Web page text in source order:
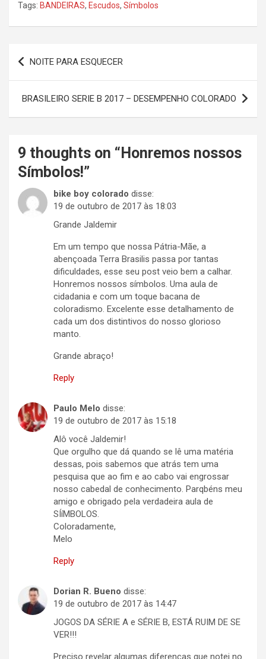
Tags: BANDEIRAS, Escudos, Símbolos
Navegação
de
Post
NOITE PARA ESQUECER
BRASILEIRO SERIE B 2017 – DESEMPENHO COLORADO
9 thoughts on “ Honremos nossos
Símbolos!”
bike boy colorado disse:
19 de outubro de 2017 às 18:03
Grande Jaldemir
Em um tempo que nossa Pátria-Mãe, a
abençoada Terra Brasilis passa por tantas
dificuldades, esse seu post veio bem a calhar.
Honremos nossos símbolos. Uma aula de
cidadania e com um toque bacana de
coloradismo. Excelente esse detalhamento de
cada um dos distintivos do nosso glorioso
manto.
Grande abraço!
Reply
Paulo Melo disse:
19 de outubro de 2017 às 15:18
Alô você Jaldemir!
Que orgulho que dá quando se lê uma matéria
dessas, pois sabemos que atrás tem uma
pesquisa que ao fim e ao cabo vai engrossar
nosso cabedal de conhecimento. Parqbéns meu
amigo e obrigado pela verdadeira aula de
SÍíMBOLOS.
Coloradamente,
Melo
Reply
Dorian R. Bueno disse:
19 de outubro de 2017 às 14:47
JOGOS DA SÉRIE A e SÉRIE B, ESTÁ RUIM DE SE
VER!!!
Preciso revelar algumas diferenças que notei no